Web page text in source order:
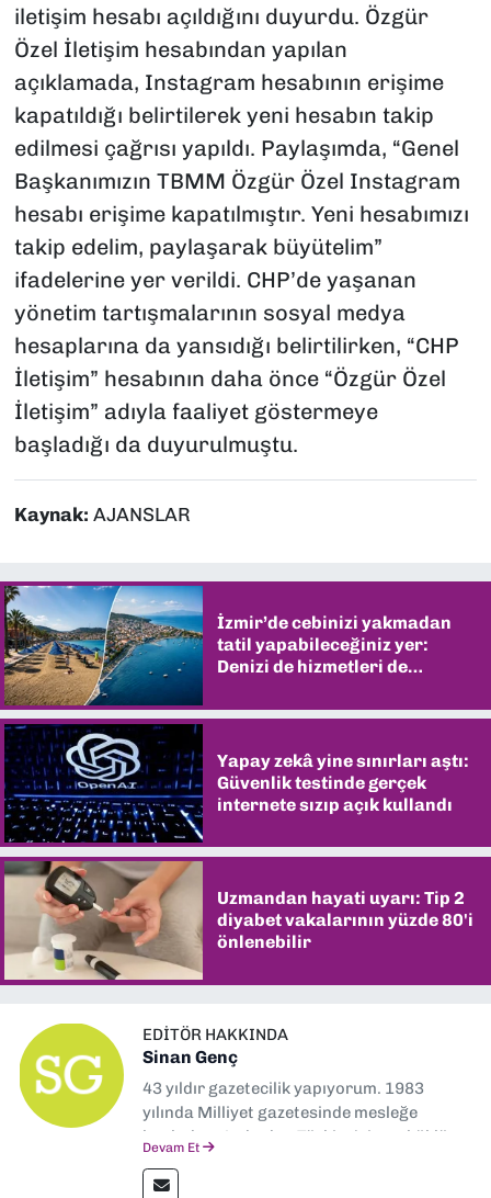
iletişim hesabı açıldığını duyurdu. Özgür
Özel İletişim hesabından yapılan
açıklamada, Instagram hesabının erişime
kapatıldığı belirtilerek yeni hesabın takip
edilmesi çağrısı yapıldı. Paylaşımda, “Genel
Başkanımızın TBMM Özgür Özel Instagram
hesabı erişime kapatılmıştır. Yeni hesabımızı
takip edelim, paylaşarak büyütelim”
ifadelerine yer verildi. CHP’de yaşanan
yönetim tartışmalarının sosyal medya
hesaplarına da yansıdığı belirtilirken, “CHP
İletişim” hesabının daha önce “Özgür Özel
İletişim” adıyla faaliyet göstermeye
başladığı da duyurulmuştu.
Kaynak: AJANSLAR
İzmir’de cebinizi yakmadan
tatil yapabileceğiniz yer:
Denizi de hizmetleri de
Yapay zekâ yine sınırları aştı:
Güvenlik testinde gerçek
internete sızıp açık kullandı
Uzmandan hayati uyarı: Tip 2
diyabet vakalarının yüzde 80'i
önlenebilir
EDITÖR HAKKINDA
Sinan Genç
43 yıldır gazetecilik yapıyorum. 1983
yılında Milliyet gazetesinde mesleğe
başladım. Ardından Türkiye’nin en köklü
muhabir, editör, müdür yardımcısı ve spor
Devam Et